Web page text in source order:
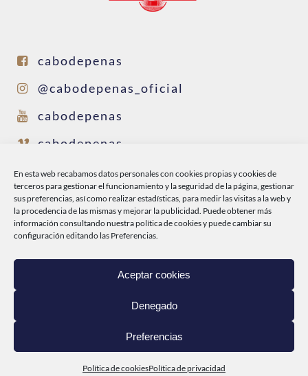
En esta web recabamos datos personales con cookies propias y cookies de
terceros para gestionar el funcionamiento y la seguridad de la página, gestionar
sus preferencias, así como realizar estadísticas, para medir las visitas a la web y
la procedencia de las mismas y mejorar la publicidad. Puede obtener más
información consultando nuestrapolítica de cookiesy puede cambiar su
configuración editando las Preferencias.
Aceptar cookies
Denegado
Preferencias
Política de cookiesPolítica de privacidad
cabodepenas
@cabodepenas_oficial
cabodepenas
cabodepenas
@conservascabodepenas
INICIO